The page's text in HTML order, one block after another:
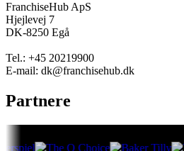
FranchiseHub ApS
Hjejlevej 7
DK-8250 Egå
Tel.: +45 20219900
E-mail: dk@franchisehub.dk
Partnere